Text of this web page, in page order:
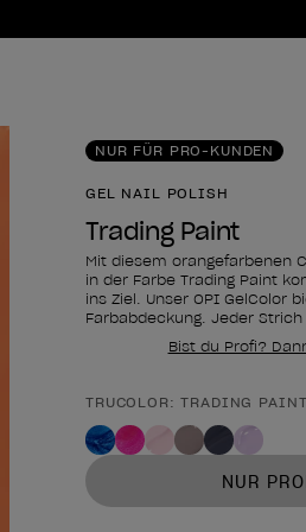
NUR FÜR PRO-KUNDEN
GEL NAIL POLISH
Trading Paint
Mit diesem orangefarbenen
in der Farbe Trading Paint
ins Ziel. Unser OPI GelColor
Farbabdeckung. Jeder
Bist du Profi?
Form des Produkts
TRUCOLOR: TRADING PAINT
NUR